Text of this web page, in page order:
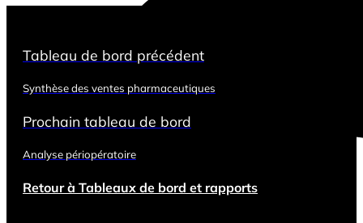
Tableau de bord précédent
Synthèse des ventes pharmaceutiques
Prochain tableau de bord
Analyse périopératoire
Retour à Tableaux de bord et rapports